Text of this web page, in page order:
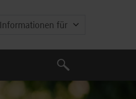
Informationen für
Suche
Suche